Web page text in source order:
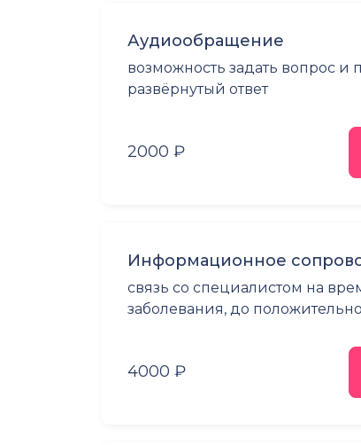
Аудиообращение
возможность задать вопрос и
развёрнутый ответ
2000 ₽
Информационное
связь со специалистом на
заболевания, до
4000 ₽